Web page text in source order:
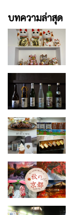
บทความล่าสุด